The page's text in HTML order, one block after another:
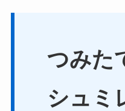
つみた
シュミ